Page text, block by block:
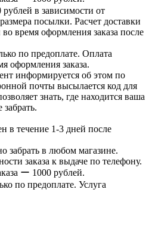
в зависимости от
посылки. Расчет доставки
время оформления заказа после
по предоплате. Оплата
оформления заказа.
информируется об этом по
почты высылается код для
знать, где находится ваша
в течение 1-3 дней после
забрать в любом магазине.
заказа к выдаче по телефону.
ー 1000 рублей.
по предоплате. Услуга